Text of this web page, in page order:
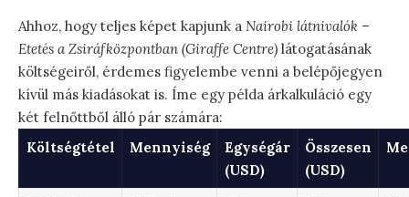
Ahhoz, hogy teljes képet kapjunk a Nairobi látnivalók –
Etetés a Zsiráfközpontban (Giraffe Centre) látogatásának
költségeiről, érdemes figyelembe venni a belépőjegyen
kívül más kiadásokat is. Íme egy példa árkalkuláció egy
két felnőttből álló pár számára:
Költségtétel
Mennyiség
Egységár
(USD)
Összesen
(USD)